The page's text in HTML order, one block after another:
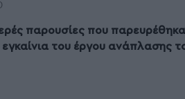
παρουσίες που
του έργου ανάπλασης